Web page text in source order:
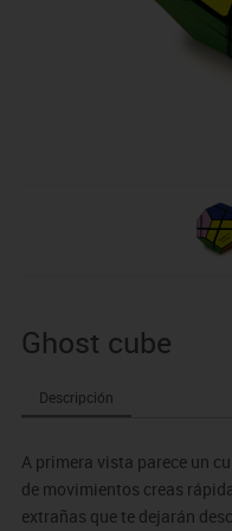
Ghost cube
Descripción
A primera vista parece un
de movimientos creas
extrañas que te dejarán